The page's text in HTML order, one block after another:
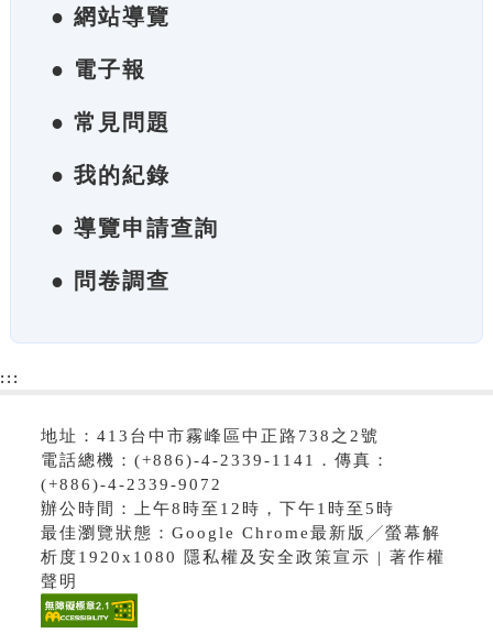
● 網站導覽
● 電子報
● 常見問題
● 我的紀錄
● 導覽申請查詢
● 問卷調查
:::
地址：413台中市霧峰區中正路738之2號
電話總機：(+886)-4-2339-1141．傳真：
(+886)-4-2339-9072
辦公時間：上午8時至12時，下午1時至5時
最佳瀏覽狀態：Google Chrome最新版╱螢幕解
析度1920x1080 隱私權及安全政策宣示 | 著作權
聲明